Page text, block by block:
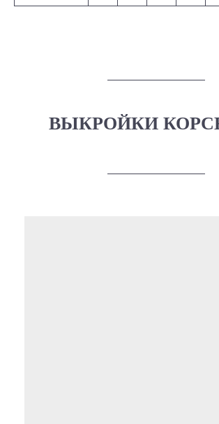
ВЫКРОЙКИ